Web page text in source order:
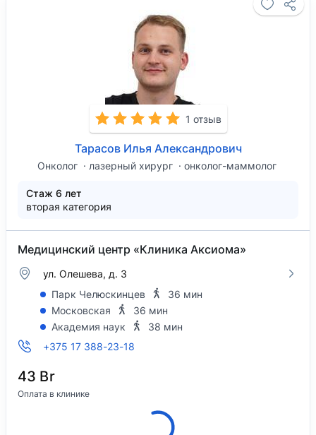
1 отзыв
Тарасов Илья Александрович
Онколог лазерный хирург онколог-маммолог
Стаж 6 лет
вторая категория
Медицинский центр «Клиника Аксиома»
ул. Олешева, д. 3
Парк Челюскинцев
36 мин
Московская
36 мин
Академия наук
38 мин
+375 17 388-23-18
43 Br
Оплата в клинике
Клиника закрыта, откроется 10 августа в